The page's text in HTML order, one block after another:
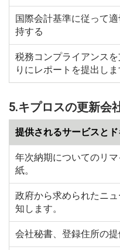
国際会計基準に従って
持する
税務コンプライアンス
りにレポートを提出しま
5.キプロスの更新会
提供されるサービスとド
年次納期についてのリ
紙。
政府から求められたニ
知します。
会社秘書、登録住所の提